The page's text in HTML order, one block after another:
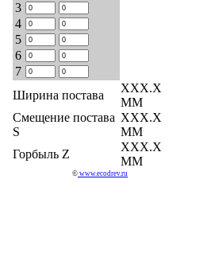
3
4
5
6
7
Ширина постава
ХХХ.Х
ММ
Смещение постава
S
ХХХ.Х
ММ
Горбыль Z
ХХХ.Х
ММ
© www.ecodrev.ru